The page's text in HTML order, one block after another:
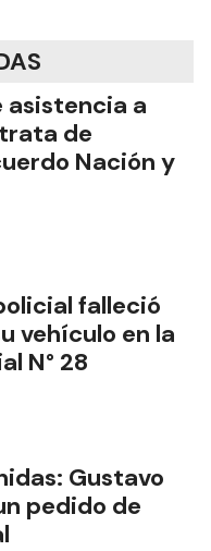
asistencia a
de
Nación y
falleció
vehículo en la
N° 28
Gustavo
pedido de